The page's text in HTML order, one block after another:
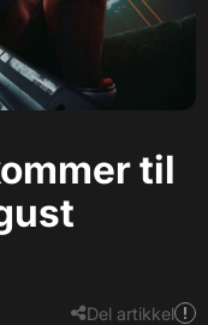
til
Del artikkel